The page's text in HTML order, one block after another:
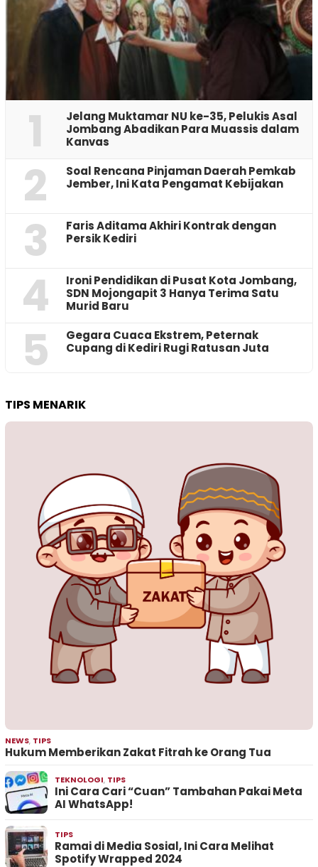
1
Jelang Muktamar NU ke-35, Pelukis Asal
Jombang Abadikan Para Muassis dalam
Kanvas
2
‎Soal Rencana Pinjaman Daerah Pemkab
Jember, Ini Kata Pengamat Kebijakan ‎
3
Faris Aditama Akhiri Kontrak dengan
Persik Kediri
4
Ironi Pendidikan di Pusat Kota Jombang,
SDN Mojongapit 3 Hanya Terima Satu
Murid Baru
5
‎Gegara Cuaca Ekstrem, Peternak
Cupang di Kediri Rugi Ratusan Juta
TIPS MENARIK
NEWS, TIPS
Hukum Memberikan Zakat Fitrah ke Orang Tua
TEKNOLOGI, TIPS
Ini Cara Cari “Cuan” Tambahan Pakai Meta
AI WhatsApp!
TIPS
Ramai di Media Sosial, Ini Cara Melihat
Spotify Wrapped 2024